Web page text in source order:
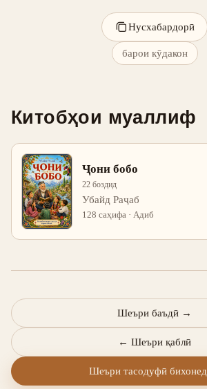
Нусхабардорӣ
барои кӯдакон
Китобҳои муаллиф
Ҷони бобо
22 боздид
Убайд Раҷаб
128 саҳифа · Адиб
← Шеъри қаблӣ
Шеъри баъдӣ →
Шеъри тасодуфӣ бихонед